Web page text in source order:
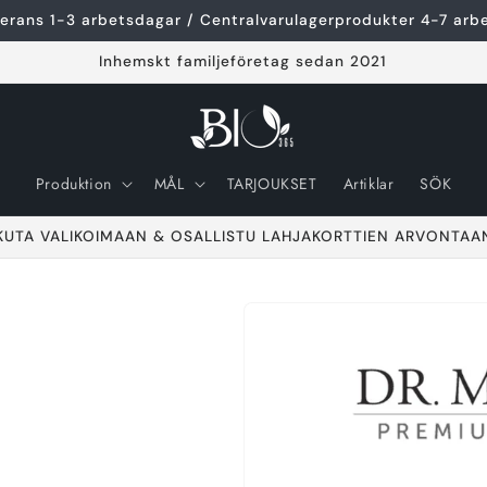
1-3 arbetsdagar / Centralvarulagerprodukter 4-7
Inhemskt familjeföretag sedan 2021
Produktion MÅL TARJOUKSET Artiklar SÖK
VALIKOIMAAN & OSALLISTU LAHJAKORTTIEN